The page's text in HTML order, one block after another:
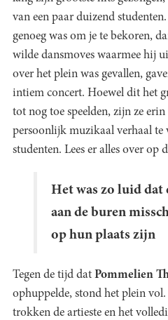
van een paar duizend
genoeg was om je te bekoren,
wilde dansmoves waarmee hij
over het plein was gevallen,
intiem concert. Hoewel dit het
tot nog toe speelden, zijn ze erin
persoonlijk muzikaal verhaal te
studenten. Lees er alles over op
Het was zo luid dat
aan de buren
op hun plaats zijn
Tegen de tijd dat Pommelien
ophuppelde, stond het plein vol.
trokken de artieste en het